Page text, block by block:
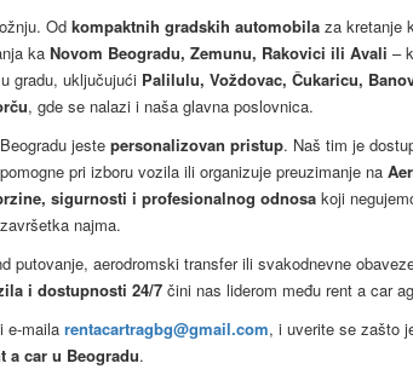
Od kompaktnih gradskih automobilaza kretanje
kaNovom Beogradu, Zemunu, Rakovici ili Avali –
gradu, uključujući Palilulu, Voždovac, Čukaricu,
, gde se nalazi i naša glavna poslovnica.
jestepersonalizovan pristup. Naš tim je
pri izboru vozila ili organizuje preuzimanje na
sigurnosti i profesionalnog odnosa koji
završetka najma.
putovanje, aerodromski transfer ili svakodnevne
i dostupnosti 24/7čini nas liderom među rent a car
e-mailarentacartragbg@gmail.com, i uverite se zašto
a car u Beogradu.